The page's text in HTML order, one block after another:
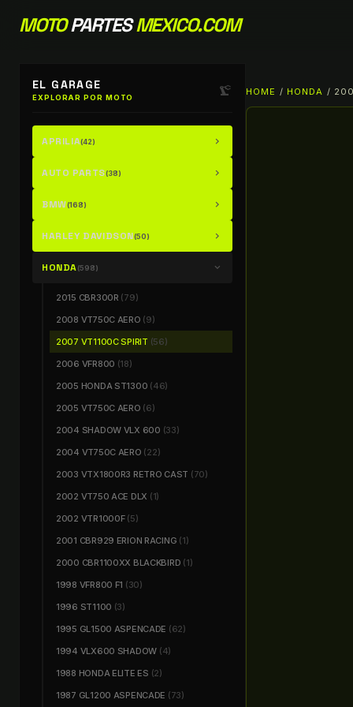
MOTOPARTESMEXICO.COM
EL GARAGE
EXPLORAR POR MOTO precision_manufacturing
APRILIA(42) chevron_right
AUTO PARTS(38) chevron_right
BMW(168) chevron_right
HARLEY DAVIDSON(50) chevron_right
HONDA(598) chevron_right
2015 CBR300R (79)
2008 VT750C AERO (9)
2007 VT1100C SPIRIT (56)
2006 VFR800 (18)
2005 HONDA ST1300 (46)
2005 VT750C AERO (6)
2004 SHADOW VLX 600 (33)
2004 VT750C AERO (22)
2003 VTX1800R3 RETRO CAST (70)
2002 VT750 ACE DLX (1)
2002 VTR1000F (5)
2001 CBR929 ERION RACING (1)
2000 CBR1100XX BLACKBIRD (1)
1998 VFR800 F1 (30)
1996 ST1100 (3)
1995 GL1500 ASPENCADE (62)
1994 VLX600 SHADOW (4)
1988 HONDA ELITE ES (2)
1987 GL1200 ASPENCADE (73)
HOME / HONDA /